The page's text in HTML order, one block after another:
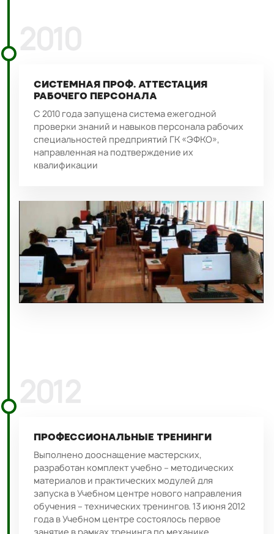
СИСТЕМНАЯ ПРОФ. АТТЕСТАЦИЯ
РАБОЧЕГО ПЕРСОНАЛА
С 2010 года запущена система ежегодной
проверки знаний и навыков персонала рабочих
специальностей предприятий ГК «ЭФКО»,
направленная на подтверждение их
квалификации
ПРОФЕССИОНАЛЬНЫЕ ТРЕНИНГИ
Выполнено дооснащение мастерских,
разработан комплект учебно – методических
материалов и практических модулей для
запуска в Учебном центре нового направления
обучения – технических тренингов. 13 июня 2012
года в Учебном центре состоялось первое